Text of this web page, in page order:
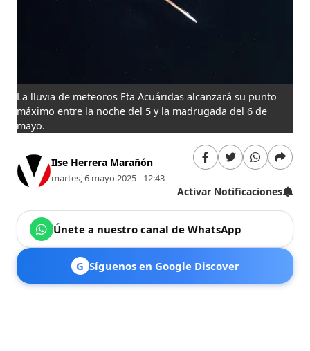
La lluvia de meteoros Eta Acuáridas alcanzará su punto
máximo entre la noche del 5 y la madrugada del 6 de
mayo.
Ilse Herrera Marañón
martes, 6 mayo 2025 - 12:43
Activar Notificaciones
Únete a nuestro canal de WhatsApp
G Síguenos en Google Discover